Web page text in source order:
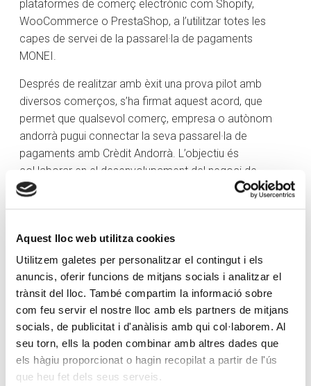
Aquest lloc web utilitza cookies
Utilitzem galetes per personalitzar el contingut i els
anuncis, oferir funcions de mitjans socials i analitzar el
trànsit del lloc. També compartim la informació sobre
com feu servir el nostre lloc amb els partners de mitjans
socials, de publicitat i d'anàlisis amb qui col·laborem. Al
seu torn, ells la poden combinar amb altres dades que
els hàgiu proporcionat o hagin recopilat a partir de l'ús
que heu fet dels seus serveis.
plataformes de comerç electrònic com Shopify,
WooCommerce o PrestaShop, a l’utilitzar totes les
capes de servei de la passarel·la de pagaments
MONEI.
Després de realitzar amb èxit una prova pilot amb
diversos comerços, s’ha firmat aquest acord, que
permet que qualsevol comerç, empresa o autònom
andorrà pugui connectar la seva passarel·la de
pagaments amb Crèdit Andorrà. L’objectiu és
col·laborar en el desenvolupament del negoci de
solucions de pagament per a comerços electrònics
El director de l’àrea de Negoci Bancari Andorra de
aquest acord, Crèdit Andorrà, banc líder a la plaça
financera andorrana i pioner en solucions digitals per
als seus clients, fa un pas més en el sector pel que fa a
l’ús de les
fintech . El nostre objectiu és oferir als clients
una experiència d’usuari de primer nivell, així com eines
que ajudin al desenvolupament del comerç electrònic
de manera senzilla i sense desenvolupaments